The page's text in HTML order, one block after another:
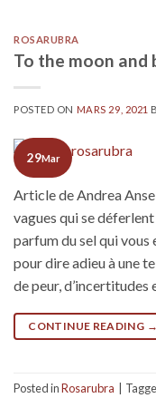
ROSARUBRA
To the moon and
POSTED ON MARS 29, 2021
29Mar
Article de Andrea
vagues qui se
parfum du sel qui vous
pour dire adieu à une
de peur,
CONTINUE READING →
Posted inRosarubra